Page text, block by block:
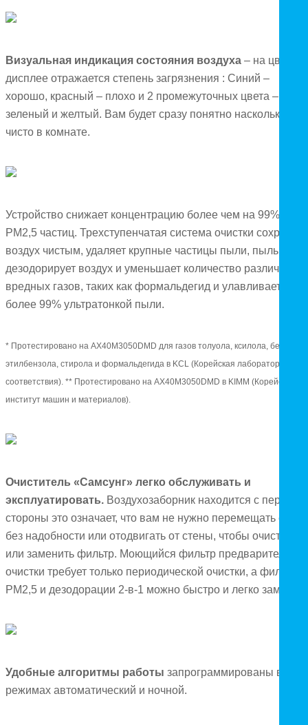
Визуальная индикация состояния воздуха – на
дисплее отражается степень загрязнения : Синий –
хорошо, красный – плохо и 2 промежуточных цвета –
зеленый и желтый. Вам будет сразу понятно насколько
чисто в комнате.
Устройство снижает концентрацию более чем на 99%
PM2,5 частиц. Трехступенчатая система очистки сохраняет
воздух чистым, удаляет крупные частицы пыли, пыльцу,
дезодорирует воздух и уменьшает количество различных
вредных газов, таких как формальдегид и улавливает
более 99% ультратонкой пыли.
* Протестировано на AX40M3050DMD для газов толуола, ксилола, бензола,
этилбензола, стирола и формальдегида в KCL (Корейская лаборатория
соответствия). ** Протестировано на AX40M3050DMD в KIMM (Корейский
институт машин и материалов).
Очиститель «Самсунг» легко обслуживать и
эксплуатировать. Воздухозаборник находится с
стороны это означает, что вам не нужно перемещать его
без надобности или отодвигать от стены, чтобы очистить
или заменить фильтр. Моющийся фильтр предварительной
очистки требует только периодической очистки, а фильтры
PM2,5 и дезодорации 2-в-1 можно быстро и легко
Удобные алгоритмы работы запрограммированы в
режимах автоматический и ночной.